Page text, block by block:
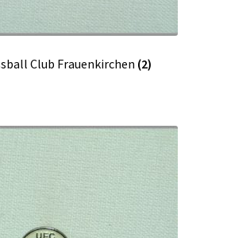
Club Frauenkirchen (2)